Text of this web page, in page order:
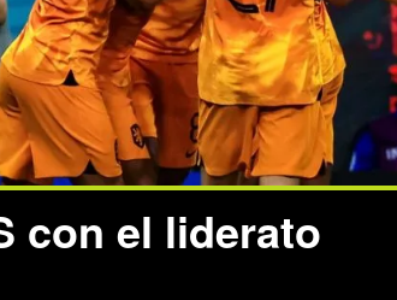
con el liderato